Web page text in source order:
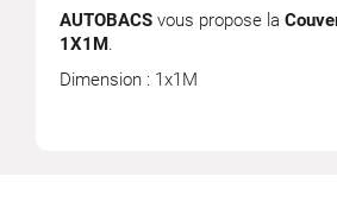
AUTOBACS vous propose la
1X1M.
Dimension : 1x1M